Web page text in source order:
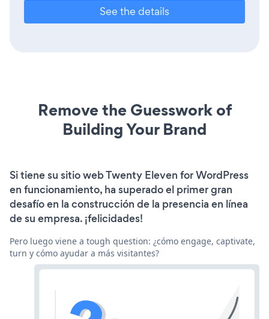
See the details
Remove the Guesswork of
Building Your Brand
Si tiene su sitio web Twenty Eleven for WordPress
en funcionamiento, ha superado el primer gran
desafío en la construcción de la presencia en línea
de su empresa. ¡felicidades!
Pero luego viene a tough question: ¿cómo engage, captivate,
turn y cómo ayudar a más visitantes?